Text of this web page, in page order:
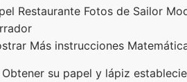
Restaurante Fotos de Sailor
Más instrucciones
Obtener su papel y lápiz